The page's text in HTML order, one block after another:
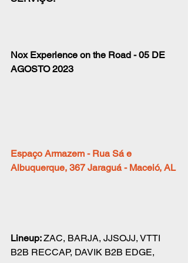
Nox Experience on the Road - 05 DE
AGOSTO 2023
Espaço Armazem - Rua Sá e
Albuquerque, 367 Jaraguá - Maceió, AL
Lineup: ZAC, BARJA, JJSOJJ, VTTI
B2B RECCAP, DAVIK B2B EDGE,